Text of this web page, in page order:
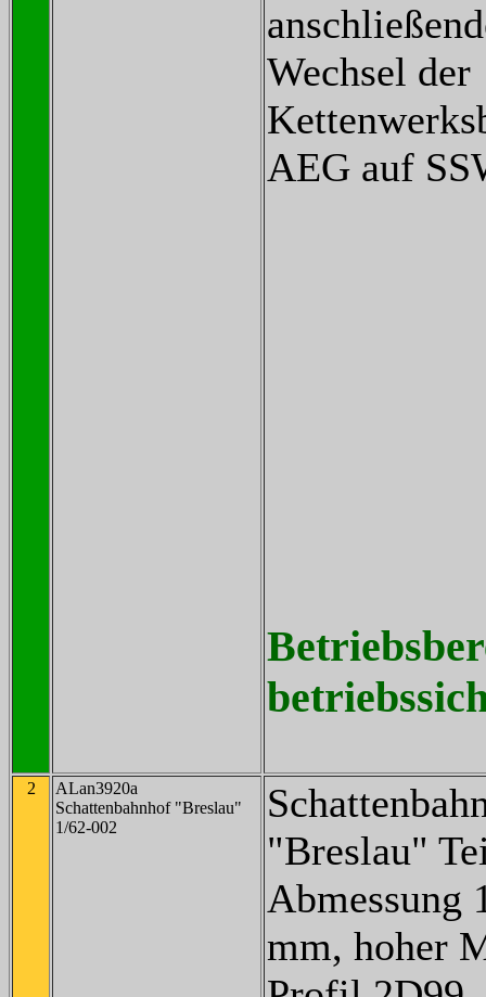
Wechsel der
AEG auf
2
ALan3920a
Schattenbahnhof "Breslau"
1/62-002
"Breslau"
Abmessung
mm, hoher